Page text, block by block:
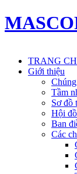
TRANG
Giới thiệu
Tầm
Sơ đồ
Hội
Ban
Các